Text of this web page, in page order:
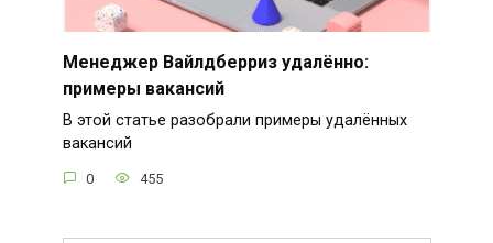
Менеджер Вайлдберриз удалённо:
примеры вакансий
В этой статье разобрали примеры удалённых
вакансий
0 455